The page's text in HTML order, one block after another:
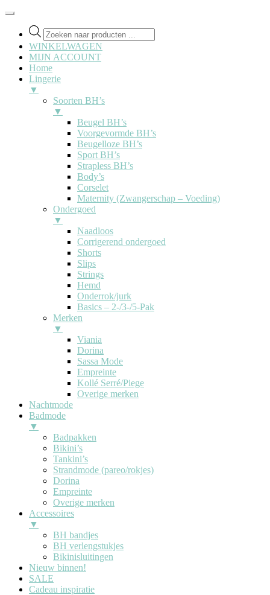
Producten
zoeken
WINKELWAGEN
MIJN ACCOUNT
Home
Lingerie
▼
Soorten BH’s
▼
Beugel BH’s
Voorgevormde BH’s
Beugelloze BH’s
Sport BH’s
Strapless BH’s
Body’s
Corselet
Maternity (Zwangerschap – Voeding)
Ondergoed
▼
Naadloos
Corrigerend ondergoed
Shorts
Slips
Strings
Hemd
Onderrok/jurk
Basics – 2-/3-/5-Pak
Merken
▼
Viania
Dorina
Sassa Mode
Empreinte
Kollé Serré/Piege
Overige merken
Nachtmode
Badmode
▼
Badpakken
Bikini’s
Tankini’s
Strandmode (pareo/rokjes)
Dorina
Empreinte
Overige merken
Accessoires
▼
BH bandjes
BH verlengstukjes
Bikinisluitingen
Nieuw binnen!
SALE
Cadeau inspiratie